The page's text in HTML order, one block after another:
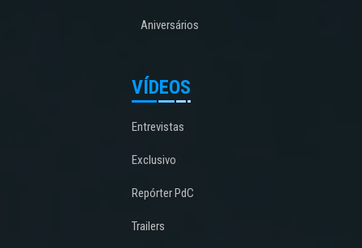
Aniversários
VÍDEOS
Entrevistas
Exclusivo
Repórter PdC
Trailers